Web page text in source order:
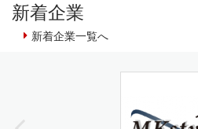
新着企業
新着企業一覧へ